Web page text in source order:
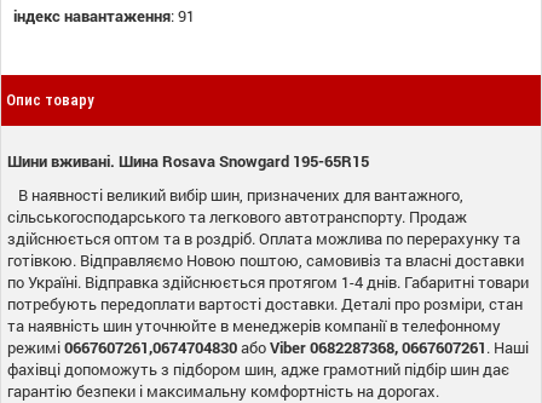
індекс навантаження:91
Опис товару
Шини вживані. Шина Rosava Snowgard 195-65R15
В наявності великий вибір шин, призначених для вантажного,
сільськогосподарського та легкового автотранспорту. Продаж
здійснюється оптом та в роздріб. Оплата можлива по перерахунку та
готівкою. Відправляємо Новою поштою, самовивіз та власні доставки
по Україні. Відправка здійснюється протягом 1-4 днів. Габаритні товари
потребують передоплати вартості доставки. Деталі про розміри, стан
та наявність шин уточнюйте в менеджерів компанії в телефонному
режимі0667607261,0674704830абоViber 0682287368, 0667607261. Наші
фахівці допоможуть з підбором шин, адже грамотний підбір шин дає
гарантію безпеки і максимальну комфортність на дорогах.